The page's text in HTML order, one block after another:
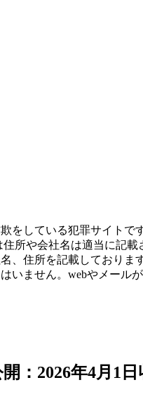
をしている犯罪サイトです
所や会社名は適当に記載
、住所を記載しております
いません。webやメール
：2026年4月1日